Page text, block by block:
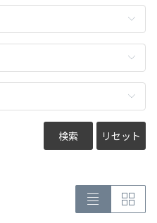
検索 リセット